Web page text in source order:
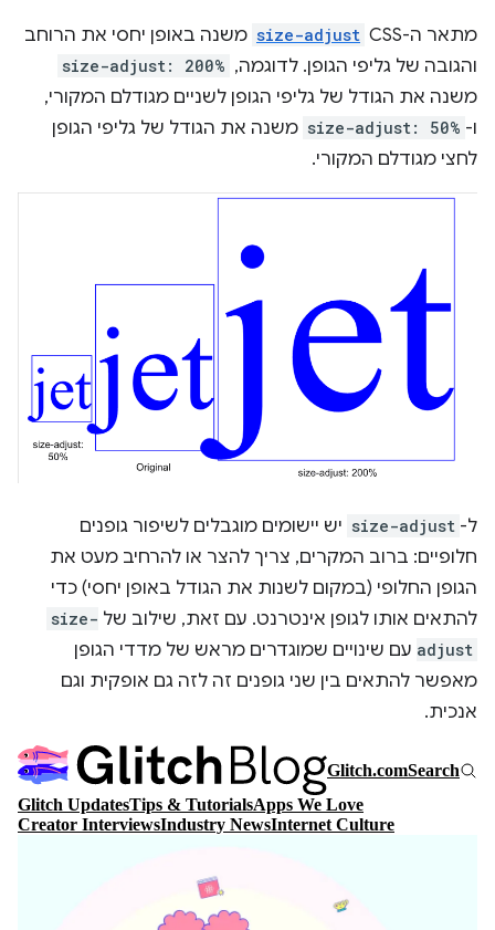
מתאר ה-CSS size-adjust משנה באופן יחסי את הרוחב
והגובה של גליפי הגופן. לדוגמה, size-adjust: 200%
משנה את הגודל של גליפי הגופן לשניים מגודלם המקורי,
ו- size-adjust: 50% משנה את הגודל של גליפי הגופן
לחצי מגודלם המקורי.
ל- size-adjust יש יישומים מוגבלים לשיפור גופנים
חלופיים: ברוב המקרים, צריך להצר או להרחיב מעט את
הגופן החלופי (במקום לשנות את הגודל באופן יחסי) כדי
להתאים אותו לגופן אינטרנט. עם זאת, שילוב של size-
adjust עם שינויים שמוגדרים מראש של מדדי הגופן
מאפשר להתאים בין שני גופנים זה לזה גם אופקית וגם
אנכית.